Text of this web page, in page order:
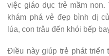
việc giáo dục trẻ mầm
khám phá vẻ đẹp bình dị
lúa, con trâu đến khói bếp
Điều này giúp trẻ phát triển